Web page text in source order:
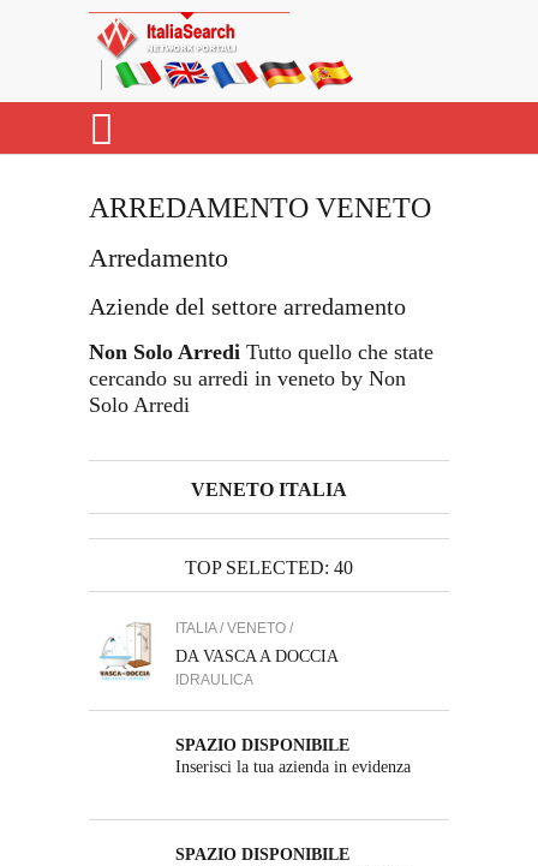
ARREDAMENTO VENETO
Arredamento
Aziende del settore arredamento
Non Solo Arredi Tutto quello che state
cercando su arredi in veneto by Non
Solo Arredi
VENETO ITALIA
TOP SELECTED: 40
ITALIA / VENETO /
DA VASCA A DOCCIA
IDRAULICA
SPAZIO DISPONIBILE
Inserisci la tua azienda in evidenza
SPAZIO DISPONIBILE